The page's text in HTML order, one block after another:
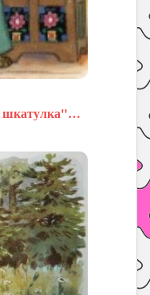
шкатулка"…